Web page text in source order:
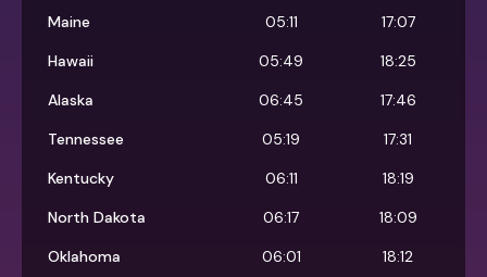
Maine
05:11
17:07
Hawaii
05:49
18:25
Alaska
06:45
17:46
Tennessee
05:19
17:31
Kentucky
06:11
18:19
North Dakota
06:17
18:09
Oklahoma
06:01
18:12